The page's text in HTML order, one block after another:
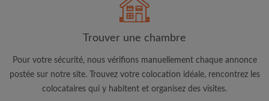
Adresse email
Trouver une chambre
Pour votre sécurité, nous vérifions manuellement chaque annonce
postée sur notre site. Trouvez votre colocation idéale, rencontrez les
colocataires qui y habitent et organisez des visites.